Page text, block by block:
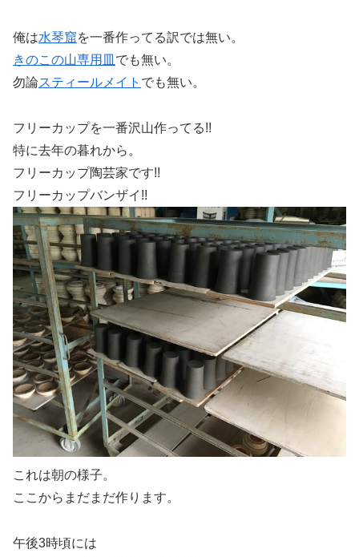
俺は水琴窟を一番作ってる訳では無い。
きのこの山専用皿 でも無い。
勿論スティールメイト でも無い。
フリーカップを一番沢山作ってる!!
特に去年の暮れから。
フリーカップ陶芸家です!!
フリーカップバンザイ!!
これは朝の様子。
ここからまだまだ作ります。
午後3時頃には